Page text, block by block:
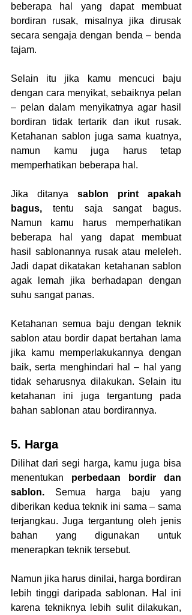
beberapa hal yang dapat membuat
bordiran rusak, misalnya jika dirusak
secara sengaja dengan benda – benda
tajam.
Selain itu jika kamu mencuci baju
dengan cara menyikat, sebaiknya pelan
– pelan dalam menyikatnya agar hasil
bordiran tidak tertarik dan ikut rusak.
Ketahanan sablon juga sama kuatnya,
namun kamu juga harus tetap
memperhatikan beberapa hal.
Jika ditanya sablon print apakah
bagus, tentu saja sangat bagus.
Namun kamu harus memperhatikan
beberapa hal yang dapat membuat
hasil sablonannya rusak atau meleleh.
Jadi dapat dikatakan ketahanan sablon
agak lemah jika berhadapan dengan
suhu sangat panas.
Ketahanan semua baju dengan teknik
sablon atau bordir dapat bertahan lama
jika kamu memperlakukannya dengan
baik, serta menghindari hal – hal yang
tidak seharusnya dilakukan. Selain itu
ketahanan ini juga tergantung pada
bahan sablonan atau bordirannya.
5. Harga
Dilihat dari segi harga, kamu juga bisa
menentukan perbedaan bordir dan
sablon. Semua harga baju yang
diberikan kedua teknik ini sama – sama
terjangkau. Juga tergantung oleh jenis
bahan yang digunakan untuk
menerapkan teknik tersebut.
Namun jika harus dinilai, harga bordiran
lebih tinggi daripada sablonan. Hal ini
karena tekniknya lebih sulit dilakukan,